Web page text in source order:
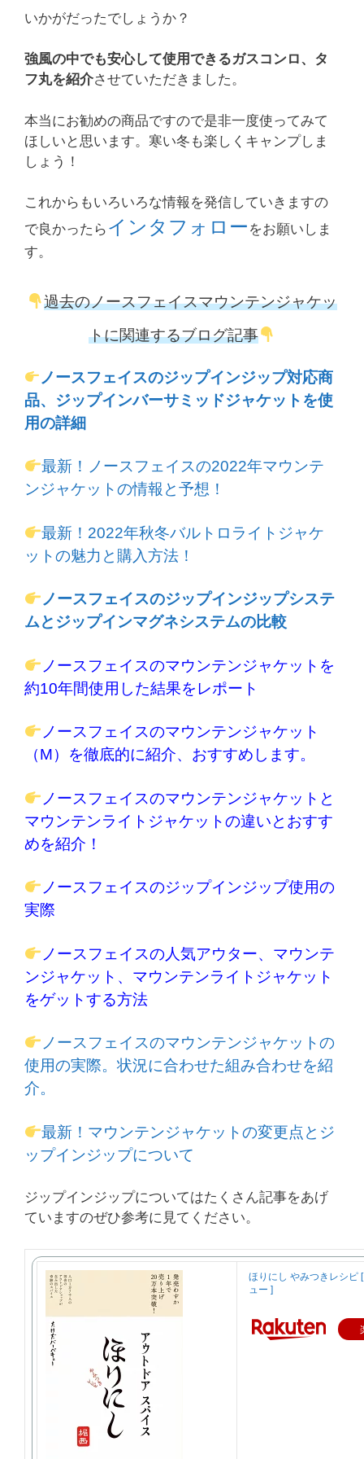
いかがだったでしょうか？
強風の中でも安心して使用できるガスコンロ、タ
フ丸を紹介させていただきました。
本当にお勧めの商品ですので是非一度使ってみて
ほしいと思います。寒い冬も楽しくキャンプしま
しょう！
これからもいろいろな情報を発信していきますの
で良かったら インタフォロー をお願いしま
す。
過去のノースフェイスマウンテンジャケッ
トに関連するブログ記事
ノースフェイスのジップインジップ対応商
品、ジップインバーサミッドジャケットを使
用の詳細
最新！ノースフェイスの2022年マウンテ
ンジャケットの情報と予想！
最新！2022年秋冬バルトロライトジャケ
ットの魅力と購入方法！
ノースフェイスのジップインジップシステ
ムとジップインマグネシステムの比較
ノースフェイスのマウンテンジャケットを
約10年間使用した結果をレポート
ノースフェイスのマウンテンジャケット
（M）を徹底的に紹介、おすすめします。
ノースフェイスのマウンテンジャケットと
マウンテンライトジャケットの違いとおすす
めを紹介！
ノースフェイスのジップインジップ使用の
実際
ノースフェイスの人気アウター、マウンテ
ンジャケット、マウンテンライトジャケット
をゲットする方法
ノースフェイスのマウンテンジャケットの
使用の実際。状況に合わせた組み合わせを紹
介。
最新！マウンテンジャケットの変更点とジ
ップインジップについて
ジップインジップについてはたくさん記事をあげ
ていますのぜひ参考に見てください。
ほりにし やみつきレシピ
ュー ]